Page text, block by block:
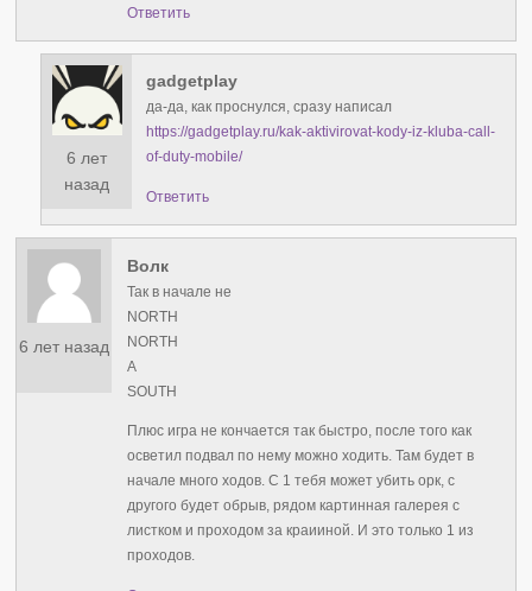
Ответить
6 лет
назад
gadgetplay
да-да, как проснулся, сразу написал
https://gadgetplay.ru/kak-aktivirovat-kody-iz-kluba-call-
of-duty-mobile/
Ответить
6 лет назад
Волк
Так в начале не
NORTH
NORTH
А
SOUTH
Плюс игра не кончается так быстро, после того как
осветил подвал по нему можно ходить. Там будет в
начале много ходов. С 1 тебя может убить орк, с
другого будет обрыв, рядом картинная галерея с
листком и проходом за краииной. И это только 1 из
проходов.